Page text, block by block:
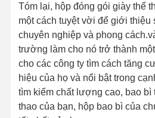
Nhà Sản Phẩm
Về
Tóm lại, hộp đóng gói giày thể
một cách tuyệt vời để giới thiệu
chuyên nghiệp và phong
trường làm cho nó trở thành
cho các công ty tìm cách tăng
hiệu của họ và nổi bật trong
tìm kiếm chất lượng cao, bao bì
thao của bạn, hộp bao bì của